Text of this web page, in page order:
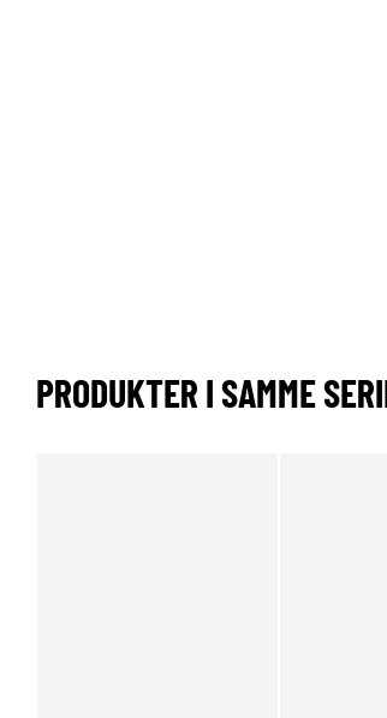
PRODUKTER I SAMME